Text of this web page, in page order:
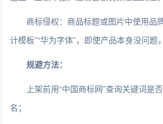
商标侵权：商品标题或图片中使用品
计模板”“华为字体”，即使产品本身没问题
规避方法：
上架前用“中国商标网”查询关键词是
名；